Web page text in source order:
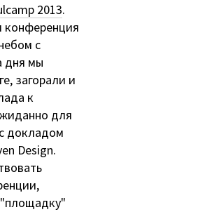
2013.
конференция
с
дня мы
загорали и
к
для
докладом
Design.